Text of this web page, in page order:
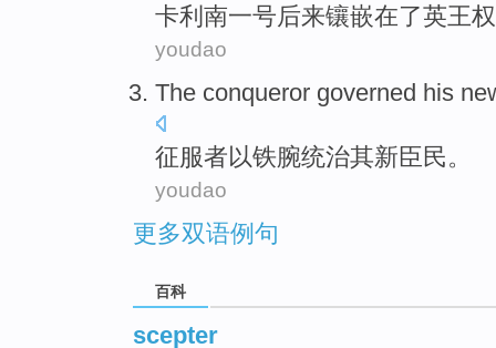
卡利 南一号后来镶嵌在了英王
youdao
The conqueror governed his
征服者以铁腕统治其新臣民。
youdao
更多双语例句
百科
scepter